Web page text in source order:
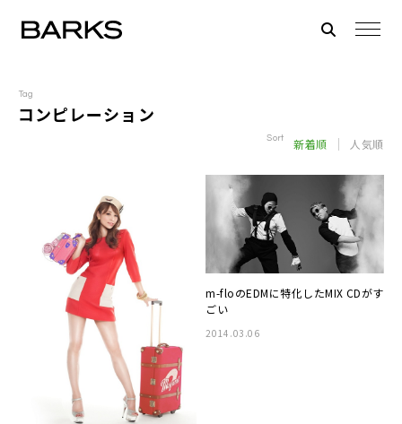
Tag
コンピレーション
Sort 新着順 人気順
m-floのEDMに特化したMIX CDがす
ごい
2014.03.06